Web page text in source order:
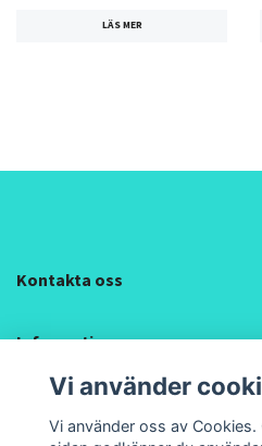
LÄS MER
Kontakta oss
Information
Sociala medier
Vi använder
Vi använder oss av